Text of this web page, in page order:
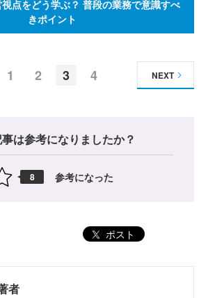
点をどう学ぶ？ 普段の業務で意識すべ
きポイント
1 2 3 4 NEXT
は参考になりましたか？
8 参考になった
ポスト
者